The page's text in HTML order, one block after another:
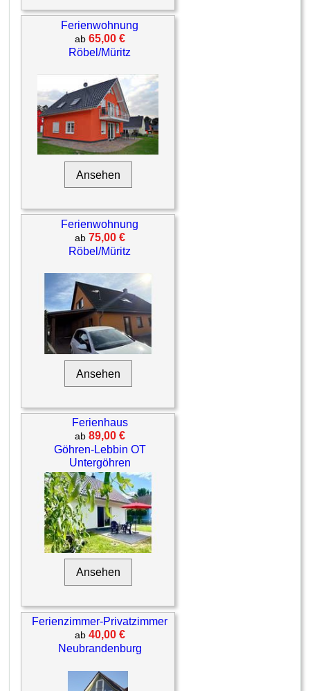
Ferienwohnung
ab 65,00 €
Röbel/Müritz
Ansehen
Ferienwohnung
ab 75,00 €
Röbel/Müritz
Ansehen
Ferienhaus
ab 89,00 €
Göhren-Lebbin OT
Untergöhren
Ansehen
Ferienzimmer-Privatzimmer
ab 40,00 €
Neubrandenburg